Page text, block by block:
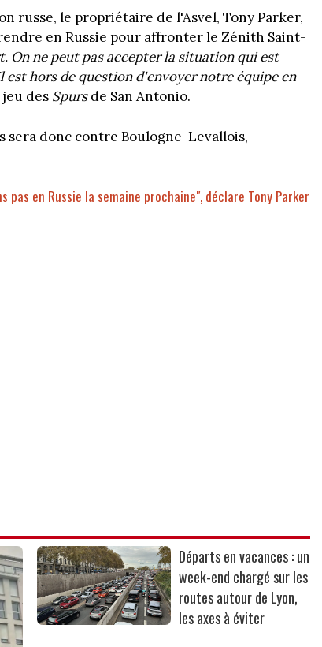
russe, le propriétaire de l'Asvel, Tony Parker,
en Russie pour affronter le Zénith Saint-
On ne peut pas accepter la situation qui est
hors de question d'envoyer notre équipe en
des Spursde San Antonio.
sera donc contre Boulogne-Levallois,
pas en Russie la semaine prochaine", déclare Tony Parker
Départs en vacances : un
week-end chargé sur les
routes autour de Lyon,
les axes à éviter